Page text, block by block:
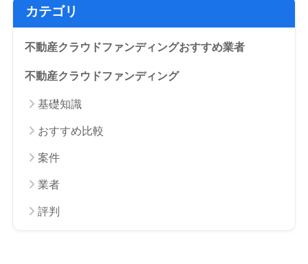
カテゴリ
不動産クラウドファンディングおすすめ業者
不動産クラウドファンディング
基礎知識
おすすめ比較
案件
業者
評判